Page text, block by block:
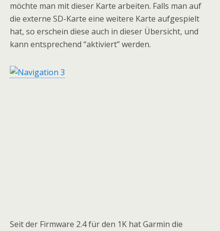
möchte man mit dieser Karte arbeiten. Falls man auf
die externe SD-Karte eine weitere Karte aufgespielt
hat, so erschein diese auch in dieser Übersicht, und
kann entsprechend “aktiviert” werden.
Seit der Firmware 2.4 für den 1K hat Garmin die